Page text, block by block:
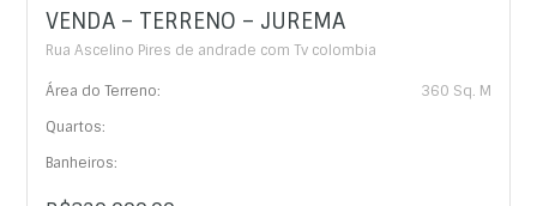
VENDA – TERRENO – JUREMA
Rua Ascelino Pires de andrade com Tv colombia
Área do Terreno:
360 Sq. M
Quartos:
Banheiros: